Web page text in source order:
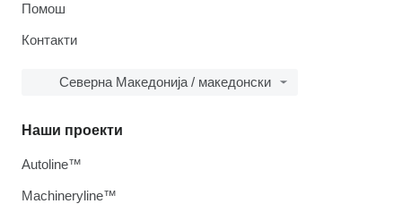
Помош
Контакти
Северна Македонија / македонски
Наши проекти
Autoline™
Machineryline™